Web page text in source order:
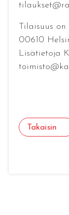
Tilaisuus
00610
Lisätietoja
Takaisin